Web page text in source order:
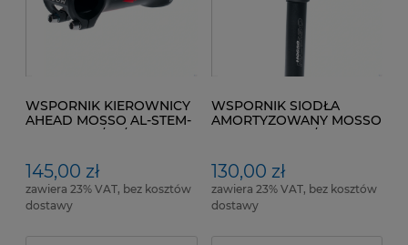
WSPORNIK KIEROWNICY
AHEAD MOSSO AL-STEM-
07 100 mm /+7 /31,8mm
mat
145,00 zł
zawiera 23% VAT, bez kosztów
dostawy
WSPORNIK SIODŁA
AMORTYZOWANY MOSSO
JS-502-27,2mm /350mm
130,00 zł
zawiera 23% VAT, bez kosztów
dostawy